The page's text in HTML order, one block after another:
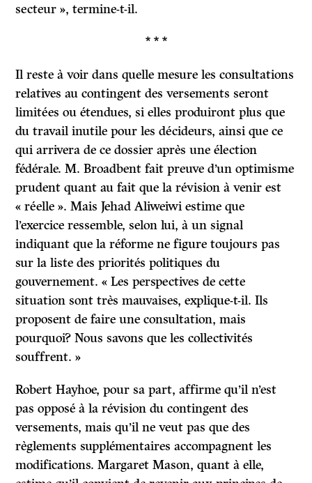
secteur », termine-t-il.
* * *
Il reste à voir dans quelle mesure les consultations
relatives au contingent des versements seront
limitées ou étendues, si elles produiront plus que
du travail inutile pour les décideurs, ainsi que ce
qui arrivera de ce dossier après une élection
fédérale. M. Broadbent fait preuve d’un optimisme
prudent quant au fait que la révision à venir est
« réelle ». Mais Jehad Aliweiwi estime que
l’exercice ressemble, selon lui, à un signal
indiquant que la réforme ne figure toujours pas
sur la liste des priorités politiques du
gouvernement. « Les perspectives de cette
situation sont très mauvaises, explique-t-il. Ils
proposent de faire une consultation, mais
pourquoi? Nous savons que les collectivités
souffrent. »
Robert Hayhoe, pour sa part, affirme qu’il n’est
pas opposé à la révision du contingent des
versements, mais qu’il ne veut pas que des
règlements supplémentaires accompagnent les
modifications. Margaret Mason, quant à elle,